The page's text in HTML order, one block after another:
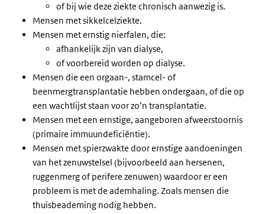
of bij wie deze ziekte chronisch aanwezig is.
Mensen met sikkelcelziekte.
Mensen met ernstig nierfalen, die:
afhankelijk zijn van dialyse,
of voorbereid worden op dialyse.
Mensen die een orgaan-, stamcel- of
beenmergtransplantatie hebben ondergaan, of die op
een wachtlijst staan voor zo’n transplantatie.
Mensen met een ernstige, aangeboren afweerstoornis
(primaire immuundeficiëntie).
Mensen met spierzwakte door ernstige aandoeningen
van het zenuwstelsel (bijvoorbeeld aan hersenen,
ruggenmerg of perifere zenuwen) waardoor er een
probleem is met de ademhaling. Zoals mensen die
thuisbeademing nodig hebben.